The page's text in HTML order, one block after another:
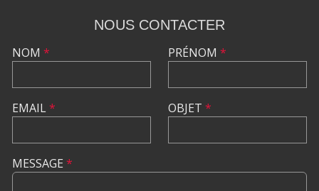
NOUS CONTACTER
NOM *
EMAIL*
PRÉNOM *
OBJET *
MESSAGE *